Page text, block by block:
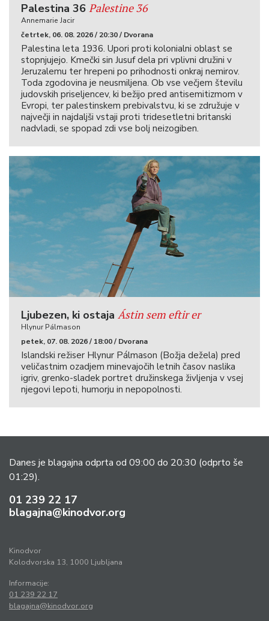
Palestina 36 Palestine 36
Annemarie Jacir
četrtek, 06. 08. 2026 / 20:30 / Dvorana
Palestina leta 1936. Upori proti kolonialni oblast se
stopnjujejo. Kmečki sin Jusuf dela pri vplivni družini v
Jeruzalemu ter hrepeni po prihodnosti onkraj nemirov.
Toda zgodovina je neusmiljena. Ob vse večjem številu
judovskih priseljencev, ki bežijo pred antisemitizmom v
Evropi, ter palestinskem prebivalstvu, ki se združuje v
največji in najdaljši vstaji proti tridesetletni britanski
nadvladi, se spopad zdi vse bolj neizogiben.
Ljubezen, ki ostaja Ástin sem eftir er
Hlynur Pálmason
petek, 07. 08. 2026 / 18:00 / Dvorana
Islandski režiser Hlynur Pálmason (Božja dežela) pred
veličastnim ozadjem minevajočih letnih časov naslika
igriv, grenko-sladek portret družinskega življenja v vsej
njegovi lepoti, humorju in nepopolnosti.
Danes je blagajna odprta od 09:00 do 20:30 (odprto še
01:29).
01 239 22 17
blagajna@kinodvor.org
Kinodvor
Kolodvorska 13, 1000 Ljubljana
Informacije:
01 239 22 17
blagajna@kinodvor.org